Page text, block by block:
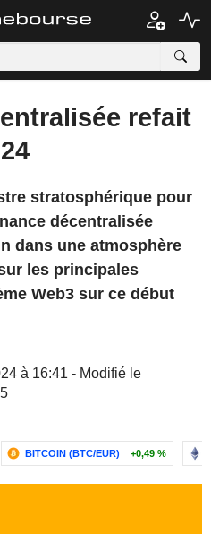
refait
stratosphérique pour
décentralisée
dans une atmosphère
les principales
Web3 sur ce début
à 16:41 - Modifié le
BITCOIN (BTC/EUR) +0,49 %